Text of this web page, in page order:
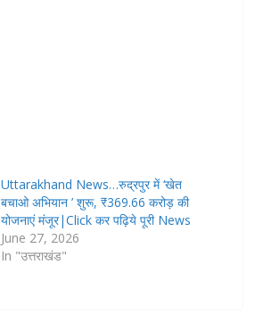
Uttarakhand News…रुद्रपुर में ‘खेत
बचाओ अभियान ’ शुरू, ₹369.66 करोड़ की
योजनाएं मंजूर|Click कर पढ़िये पूरी News
June 27, 2026
In "उत्तराखंड"